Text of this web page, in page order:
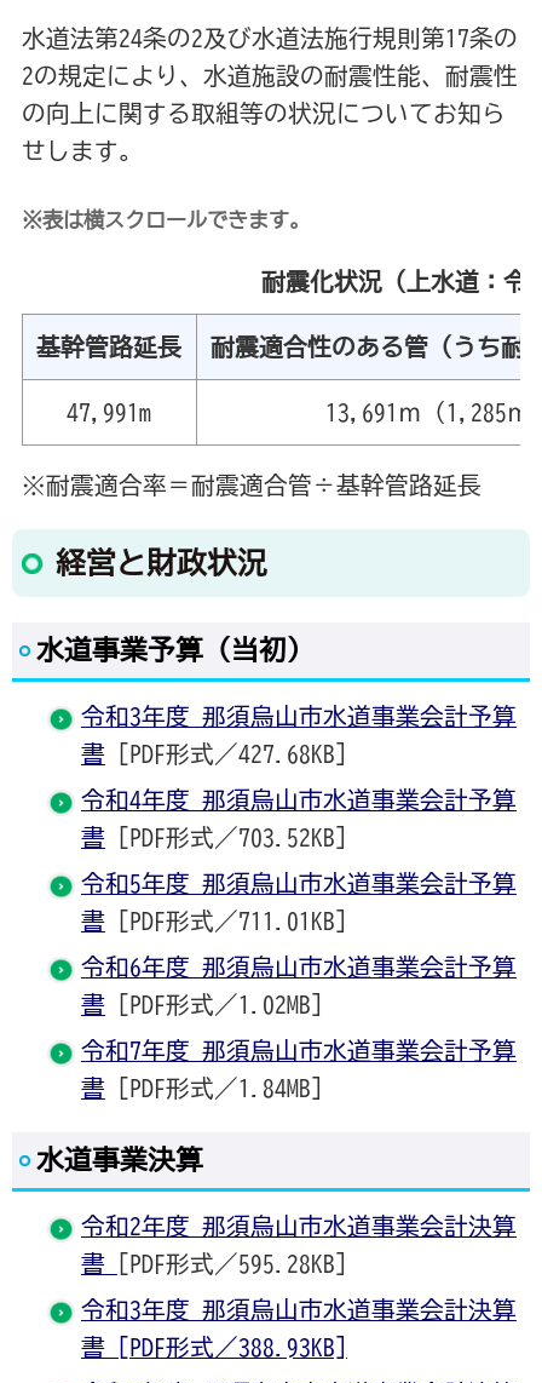
水道法第24条の2及び水道法施行規則第17条の
2の規定により、水道施設の耐震性能、耐震性
の向上に関する取組等の状況についてお知ら
せします。
※表は横スクロールできます。
耐震化状況（上水道：令
基幹管路延長 耐震適合性のある管（うち耐
47,991m 13,691ｍ（1,285ｍ
※耐震適合率＝耐震適合管÷基幹管路延長
経営と財政状況
水道事業予算（当初）
令和3年度 那須烏山市水道事業会計予算
書[PDF形式／427.68KB]
令和4年度 那須烏山市水道事業会計予算
書[PDF形式／703.52KB]
令和5年度 那須烏山市水道事業会計予算
書[PDF形式／711.01KB]
令和6年度 那須烏山市水道事業会計予算
書[PDF形式／1.02MB]
令和7年度 那須烏山市水道事業会計予算
書[PDF形式／1.84MB]
水道事業決算
令和2年度 那須烏山市水道事業会計決算
書
[PDF形式／595.28KB]
令和3年度 那須烏山市水道事業会計決算
書 [PDF形式／388.93KB]